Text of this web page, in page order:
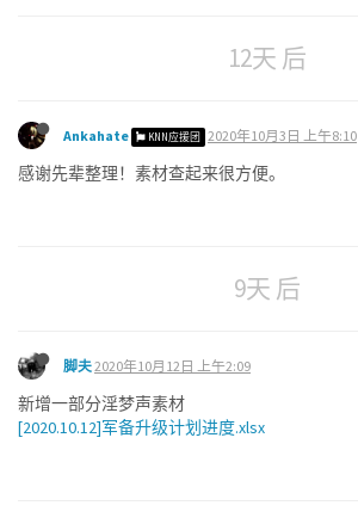
12天 后
Ankahate KNN应援团 2020年10月3日 上午8:10
感谢先辈整理！素材查起来很方便。
9天 后
脚夫2020年10月12日 上午2:09
新增一部分淫梦声素材
[2020.10.12]军备升级计划进度.xlsx